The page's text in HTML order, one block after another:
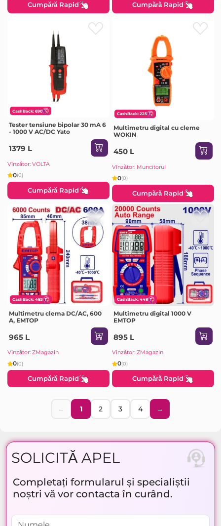
Cumpără Rapid Cumpără Rapid
CashBack: 690
Tester tensiune bipolar 30 mA 6
- 1000 V AC/DC Yato
1379 L
Vînzător: VOLTA
0(0)
Cumpără Rapid
CashBack: 225
Multimetru digital cu cleme
WOKIN
450 L
Vînzător: Muncitorul
0(0)
Cumpără Rapid
CashBack: 483
Multimetru clema DC/AC, 600
A, EMTOP
965 L
Vînzător: ZMagazin
0(0)
Cumpără Rapid
CashBack: 448
Multimetru digital 1000 V
EMTOP
895 L
Vînzător: ZMagazin
0(0)
Cumpără Rapid
← 1 2 3 4 →
SOLICITĂ APEL
Completați formularul și specialiștii
noștri vă vor contacta în curând.